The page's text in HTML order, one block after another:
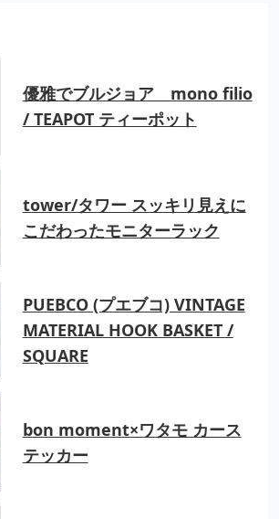
優雅でブルジョア mono filio
/ TEAPOT ティーポット
tower/タワー スッキリ見えに
こだわったモニターラック
PUEBCO (プエブコ) VINTAGE
MATERIAL HOOK BASKET /
SQUARE
bon moment×ワタモ カース
テッカー